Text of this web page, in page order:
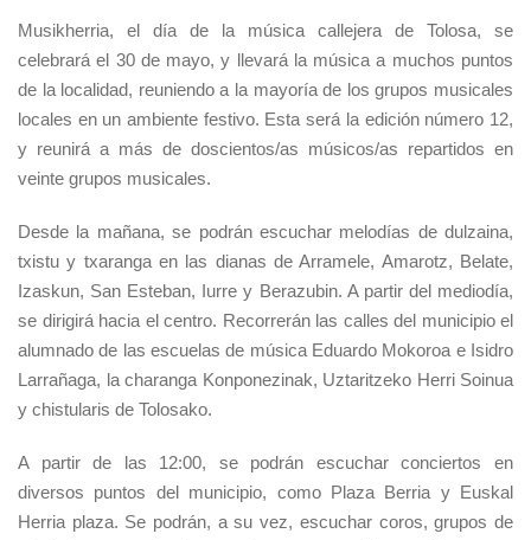
Musikherria, el día de la música callejera de Tolosa, se
celebrará el 30 de mayo, y llevará la música a muchos puntos
de la localidad, reuniendo a la mayoría de los grupos musicales
locales en un ambiente festivo. Esta será la edición número 12,
y reunirá a más de doscientos/as músicos/as repartidos en
veinte grupos musicales.
Desde la mañana, se podrán escuchar melodías de dulzaina,
txistu y txaranga en las dianas de Arramele, Amarotz, Belate,
Izaskun, San Esteban, Iurre y Berazubin. A partir del mediodía,
se dirigirá hacia el centro. Recorrerán las calles del municipio el
alumnado de las escuelas de música Eduardo Mokoroa e Isidro
Larrañaga, la charanga Konponezinak, Uztaritzeko Herri Soinua
y chistularis de Tolosako.
A partir de las 12:00, se podrán escuchar conciertos en
diversos puntos del municipio, como Plaza Berria y Euskal
Herria plaza. Se podrán, a su vez, escuchar coros, grupos de